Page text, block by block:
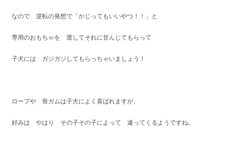
なので 逆転の発想で「かじってもいいやつ！！」と
専用のおもちゃを 渡してそれに甘んじてもらって
子犬には ガジガジしてもらっちゃいましょう！
ロープや 骨ガムは子犬によく喜ばれますが、
好みは やはり その子その子によって 違ってくるようですね。